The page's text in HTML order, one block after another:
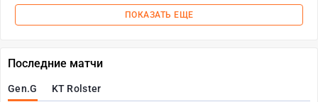
ПОКАЗАТЬ ЕЩЕ
Последние матчи
Gen.G KT Rolster